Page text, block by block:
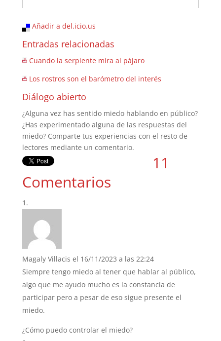
Añadir a del.icio.us
Entradas relacionadas
Cuando la serpiente mira al pájaro
Los rostros son el barómetro del interés
Diálogo abierto
¿Alguna vez has sentido miedo hablando en público?
¿Has experimentado alguna de las respuestas del
miedo? Comparte tus experiencias con el resto de
lectores mediante un comentario.
11
Comentarios
Magaly Villacis el 16/11/2023 a las 22:24
Siempre tengo miedo al tener que hablar al público,
algo que me ayudo mucho es la constancia de
participar pero a pesar de eso sigue presente el
miedo.
¿Cómo puedo controlar el miedo?